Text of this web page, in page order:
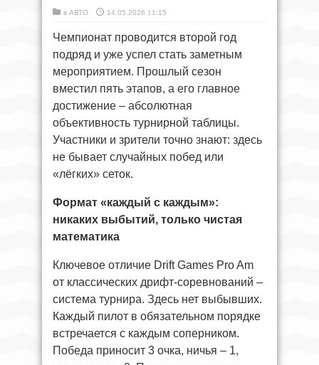
в АВТО 14.05.2026 11:15
Чемпионат проводится второй год
подряд и уже успел стать заметным
мероприятием. Прошлый сезон
вместил пять этапов, а его главное
достижение – абсолютная
объективность турнирной таблицы.
Участники и зрители точно знают: здесь
не бывает случайных побед или
«лёгких» сеток.
Формат «каждый с каждым»:
никаких выбытий, только чистая
математика
Ключевое отличие Drift Games Pro Am
от классических дрифт-соревнований –
система турнира. Здесь нет выбывших.
Каждый пилот в обязательном порядке
встречается с каждым соперником.
Победа приносит 3 очка, ничья – 1,